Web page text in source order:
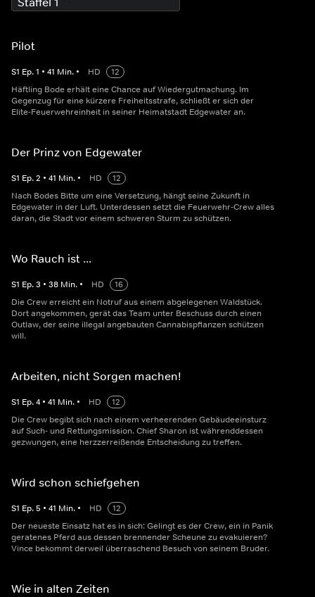
Pilot
S1 Ep.1 • 41 Min. • HD
12
Häftling Bode erhält eine Chance auf Wiedergutmachung. Im
Gegenzug für eine kürzere Freiheitsstrafe, schließt er sich der
Elite-Feuerwehreinheit in seiner Heimatstadt Edgewater an.
Der Prinz von Edgewater
S1 Ep.2 • 41 Min. • HD
12
Nach Bodes Bitte um eine Versetzung, hängt seine Zukunft in
Edgewater in der Luft. Unterdessen setzt die Feuerwehr-Crew alles
daran, die Stadt vor einem schweren Sturm zu schützen.
Wo Rauch ist ...
S1 Ep.3 • 38 Min. • HD
16
Die Crew erreicht ein Notruf aus einem abgelegenen Waldstück.
Dort angekommen, gerät das Team unter Beschuss durch einen
Outlaw, der seine illegal angebauten Cannabispflanzen schützen
will.
Arbeiten, nicht Sorgen machen!
S1 Ep.4 • 41 Min. • HD
12
Die Crew begibt sich nach einem verheerenden Gebäudeeinsturz
auf Such- und Rettungsmission. Chief Sharon ist währenddessen
gezwungen, eine herzzerreißende Entscheidung zu treffen.
Wird schon schiefgehen
S1 Ep.5 • 41 Min. • HD
12
Der neueste Einsatz hat es in sich: Gelingt es der Crew, ein in Panik
geratenes Pferd aus dessen brennender Scheune zu evakuieren?
Vince bekommt derweil überraschend Besuch von seinem Bruder.
Wie in alten Zeiten